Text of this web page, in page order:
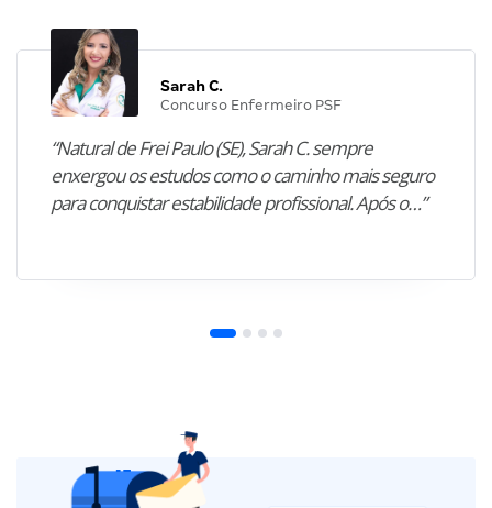
Sarah C.
Concurso Enfermeiro PSF
“Natural de Frei Paulo (SE), Sarah C. sempre
enxergou os estudos como o caminho mais seguro
para conquistar estabilidade profissional. Após o…”